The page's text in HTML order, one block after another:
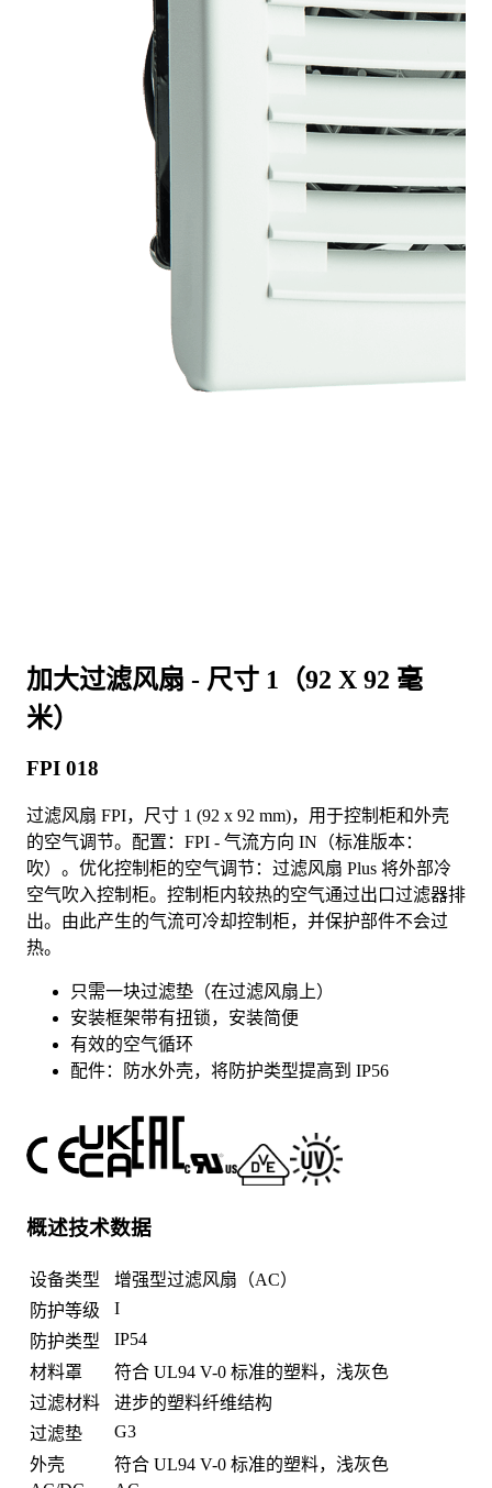
加大过滤风扇 - 尺寸 1（92 X 92 毫
米）
FPI 018
过滤风扇 FPI，尺寸 1 (92 x 92 mm)，用于控制柜和外壳
的空气调节。配置：FPI - 气流方向 IN（标准版本：
吹）。优化控制柜的空气调节：过滤风扇 Plus 将外部冷
空气吹入控制柜。控制柜内较热的空气通过出口过滤器排
出。由此产生的气流可冷却控制柜，并保护部件不会过
热。
只需一块过滤垫（在过滤风扇上）
安装框架带有扭锁，安装简便
有效的空气循环
配件：防水外壳，将防护类型提高到 IP56
概述技术数据
设备类型
增强型过滤风扇（AC）
防护等级
I
防护类型
IP54
材料罩
符合 UL94 V-0 标准的塑料，浅灰色
过滤材料
进步的塑料纤维结构
过滤垫
G3
外壳
符合 UL94 V-0 标准的塑料，浅灰色